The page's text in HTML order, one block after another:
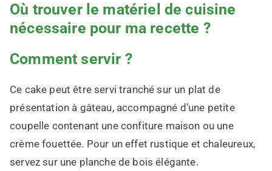
Où trouver le matériel de cuisine
nécessaire pour ma recette ?
Comment servir ?
Ce cake peut être servi tranché sur un plat de
présentation à gâteau, accompagné d’une petite
coupelle contenant une confiture maison ou une
crème fouettée. Pour un effet rustique et chaleureux,
servez sur une planche de bois élégante.